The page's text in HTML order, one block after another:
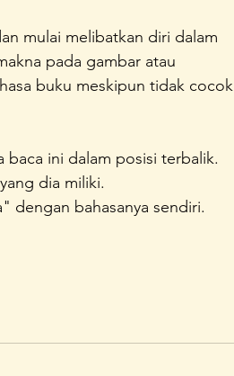
mulai melibatkan diri dalam
pada gambar atau
buku meskipun tidak cocok
ini dalam posisi terbalik.
dia miliki.
dengan bahasanya sendiri.